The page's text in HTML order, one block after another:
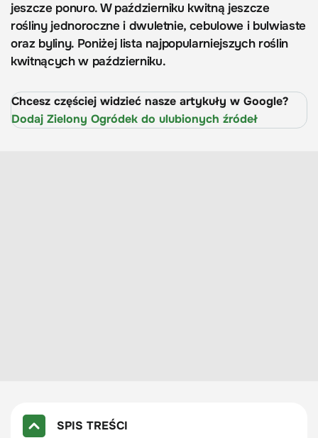
jeszcze ponuro. W październiku kwitną jeszcze
rośliny jednoroczne i dwuletnie, cebulowe i bulwiaste
oraz byliny. Poniżej lista najpopularniejszych roślin
kwitnących w październiku.
Chcesz częściej widzieć nasze artykuły w Google?
Dodaj Zielony Ogródek do ulubionych źródeł
SPIS TREŚCI